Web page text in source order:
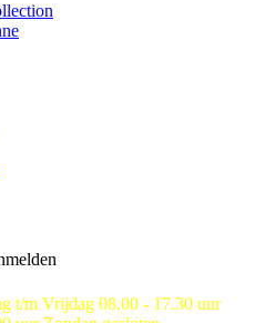
t/m Vrijdag 08.00 - 17.30 uur